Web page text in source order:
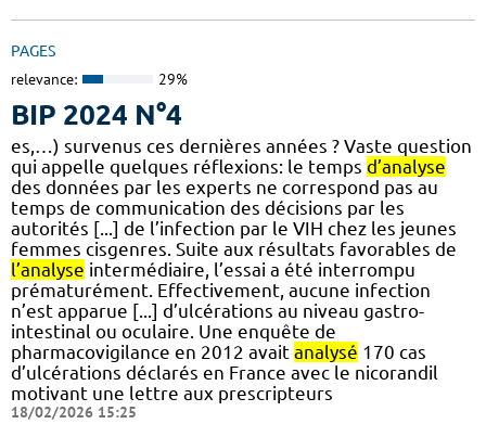
PAGES
relevance: 29%
BIP 2024 N°4
es,…) survenus ces dernières années ? Vaste question
qui appelle quelques réflexions: le temps d’analyse
des données par les experts ne correspond pas au
temps de communication des décisions par les
autorités [...] de l’infection par le VIH chez les jeunes
femmes cisgenres. Suite aux résultats favorables de
l’analyse intermédiaire, l’essai a été interrompu
prématurément. Effectivement, aucune infection
n’est apparue [...] d’ulcérations au niveau gastro-
intestinal ou oculaire. Une enquête de
pharmacovigilance en 2012 avait analysé 170 cas
d’ulcérations déclarés en France avec le nicorandil
motivant une lettre aux prescripteurs
18/02/2026 15:25